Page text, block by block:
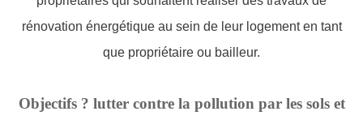
rénovation énergétique au sein de leur logement en tant
que propriétaire ou bailleur.
Objectifs ? lutter contre la pollution par les sols et